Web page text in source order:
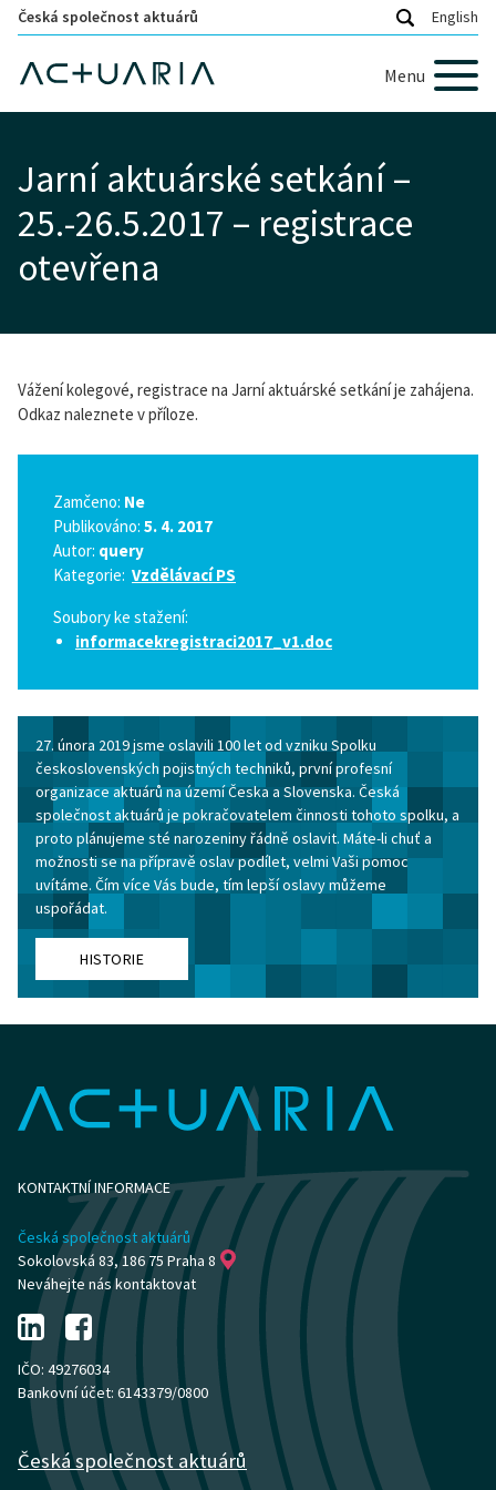
Česká společnost aktuárů English
Menu
Jarní aktuárské setkání –
25.-26.5.2017 – registrace
otevřena
Vážení kolegové, registrace na Jarní aktuárské setkání je zahájena.
Odkaz naleznete v příloze.
Zamčeno: Ne
Publikováno: 5. 4. 2017
Autor: query
Kategorie: Vzdělávací PS
Soubory ke stažení:
informacekregistraci2017_v1.doc
27. února 2019 jsme oslavili 100 let od vzniku Spolku
československých pojistných techniků, první profesní
organizace aktuárů na území Česka a Slovenska. Česká
společnost aktuárů je pokračovatelem činnosti tohoto spolku, a
proto plánujeme sté narozeniny řádně oslavit. Máte-li chuť a
možnosti se na přípravě oslav podílet, velmi Vaši pomoc
uvítáme. Čím více Vás bude, tím lepší oslavy můžeme
uspořádat.
HISTORIE
KONTAKTNÍ INFORMACE
Česká společnost aktuárů
Sokolovská 83, 186 75 Praha 8
Neváhejte nás kontaktovat
IČO: 49276034
Bankovní účet: 6143379/0800
Česká společnost aktuárů